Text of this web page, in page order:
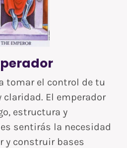
tomar el control de tu
claridad. El emperador
estructura y
sentirás la necesidad
y construir bases